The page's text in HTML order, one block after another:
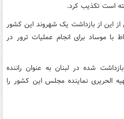
است تکذیب کرد.
این از بازداشت یک شهروند این کشور
با موساد برای انجام عملیات ترور در
شده در لبنان به عنوان راننده
الحریری نماینده مجلس این کشور را